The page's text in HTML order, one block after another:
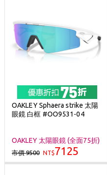
OAKLEY Sphaera strike 太陽
眼鏡 白框 #OO9531-04
OAKLEY 太陽眼鏡 (全面75折)
市價 9500 NT$7125